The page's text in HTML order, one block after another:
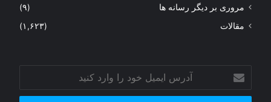
مروری بر دیگر رسانه ها
(۹)
مقالات
(۱,۶۲۳)
ایمیل
خود